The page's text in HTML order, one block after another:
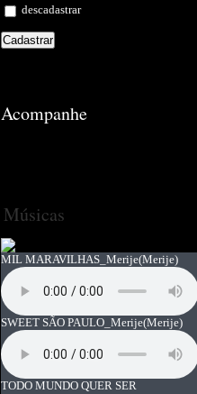
descadastrar
Acompanhe
Músicas
MIL MARAVILHAS_Merije(Merije)
SWEET SÃO PAULO_Merije(Merije)
TODO MUNDO QUER SER